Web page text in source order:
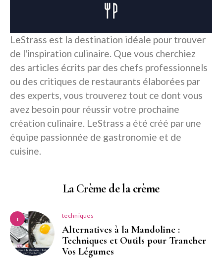
LeStrass est la destination idéale pour trouver
de l'inspiration culinaire. Que vous cherchiez
des articles écrits par des chefs professionnels
ou des critiques de restaurants élaborées par
des experts, vous trouverez tout ce dont vous
avez besoin pour réussir votre prochaine
création culinaire. LeStrass a été créé par une
équipe passionnée de gastronomie et de
cuisine.
La Crème de la crème
1 techniques
Alternatives à la Mandoline :
Techniques et Outils pour Trancher
Vos Légumes